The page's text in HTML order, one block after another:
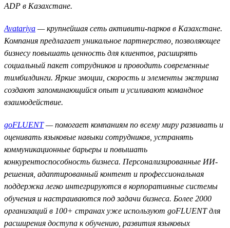
ADP в Казахстане.
Avatariya — крупнейшая сеть активити-парков в Казахстане.
Компания предлагает уникальное партнерство, позволяющее
бизнесу повышать ценность для клиентов, расширять
социальный пакет сотрудников и проводить современные
тимбилдинги. Яркие эмоции, скорость и элементы экстрима
создают запоминающийся опыт и усиливают командное
взаимодействие.
goFLUENT— помогает компаниям по всему миру развивать и
оценивать языковые навыки сотрудников, устранять
коммуникационные барьеры и повышать
конкурентоспособность бизнеса. Персонализированные ИИ-
решения, адаптированный контент и профессиональная
поддержка легко интегрируются в корпоративные системы
обучения и настраиваются под задачи бизнеса. Более 2000
организаций в 100+ странах уже используют goFLUENT для
расширения доступа к обучению, развития языковых